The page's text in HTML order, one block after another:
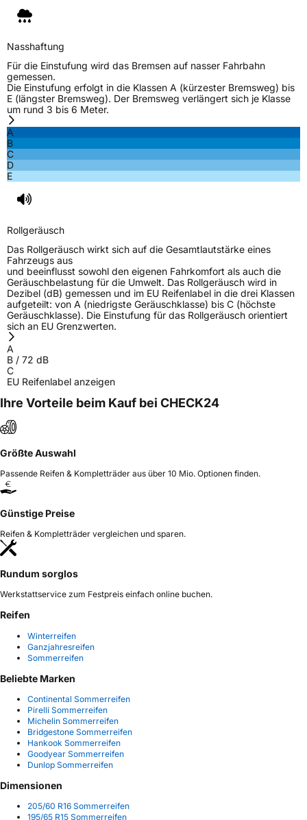
Zustand
EU Label
EffizienzD
Nasshaftung C
Fahrzeugklasse
3PMSF / Schneeflockensymbol / Alpine-Symbol
EisgripNein
EPREL ID476483
Allgemeine Produktsicherheit (GPSR)
Herstellerkontakt
Nasshaftung
Für die Einstufung wird das Bremsen auf nasser Fahrbahn
gemessen.
Die Einstufung erfolgt in die Klassen A (kürzester Bremsweg) bis
E (längster Bremsweg). Der Bremsweg verlängert sich je Klasse
um rund 3 bis 6 Meter.
A
B
C
D
E
Rollgeräusch
Das Rollgeräusch wirkt sich auf die Gesamtlautstärke eines
Fahrzeugs aus
und beeinflusst sowohl den eigenen Fahrkomfort als auch die
Geräuschbelastung für die Umwelt. Das Rollgeräusch wird in
Dezibel (dB) gemessen und im EU Reifenlabel in die drei Klassen
aufgeteilt: von A (niedrigste Geräuschklasse) bis C (höchste
Geräuschklasse). Die Einstufung für das Rollgeräusch orientiert
sich an EU Grenzwerten.
A
B / 72 dB
C
EU Reifenlabel anzeigen
Ihre Vorteile beim Kauf bei CHECK24
Größte Auswahl
Passende Reifen & Kompletträder aus über 10 Mio. Optionen finden.
Günstige Preise
Reifen & Kompletträder vergleichen und sparen.
Rundum sorglos
Werkstattservice zum Festpreis einfach online buchen.
Reifen
Winterreifen
Ganzjahresreifen
Sommerreifen
Beliebte Marken
Continental Sommerreifen
Pirelli Sommerreifen
Michelin Sommerreifen
Bridgestone Sommerreifen
Hankook Sommerreifen
Goodyear Sommerreifen
Dunlop Sommerreifen
Dimensionen
205/60 R16 Sommerreifen
195/65 R15 Sommerreifen